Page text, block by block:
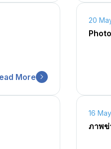
More
20
16
ภาพข่